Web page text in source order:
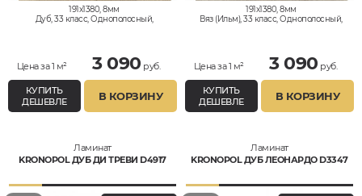
191x1380, 8мм
Дуб, 33 класс, Однополосный,
Цена за 1 м² 3 090 руб.
КУПИТЬ
ДЕШЕВЛЕ
В КОРЗИНУ
191x1380, 8мм
Вяз (Ильм), 33 класс, Однополосный,
Цена за 1 м² 3 090 руб.
КУПИТЬ
ДЕШЕВЛЕ
В КОРЗИНУ
Ламинат
KRONOPOL ДУБ ДИ ТРЕВИ D4917
Ламинат
KRONOPOL ДУБ ЛЕОНАРДО D3347